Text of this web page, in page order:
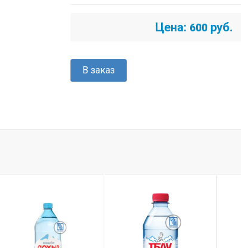
Цена: 600руб.
В заказ